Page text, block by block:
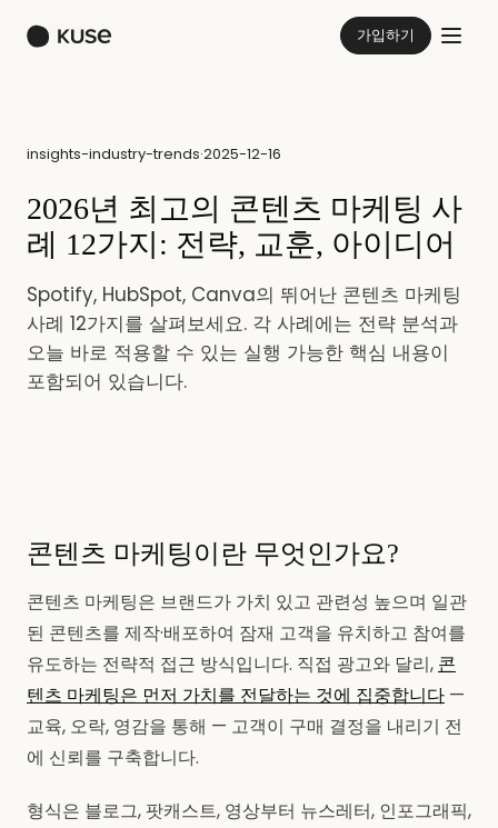
가입하기
insights-industry-trends·2025-12-16
2026년 최고의 콘텐츠 마케팅 사
례 12가지: 전략, 교훈, 아이디어
Spotify, HubSpot, Canva의 뛰어난 콘텐츠 마케팅
사례 12가지를 살펴보세요. 각 사례에는 전략 분석과
오늘 바로 적용할 수 있는 실행 가능한 핵심 내용이
포함되어 있습니다.
콘텐츠 마케팅이란 무엇인가요?
콘텐츠 마케팅은 브랜드가 가치 있고 관련성 높으며 일관
된 콘텐츠를 제작·배포하여 잠재 고객을 유치하고 참여를
유도하는 전략적 접근 방식입니다. 직접 광고와 달리, 콘
텐츠 마케팅은 먼저 가치를 전달하는 것에 집중합니다 —
교육, 오락, 영감을 통해 — 고객이 구매 결정을 내리기 전
에 신뢰를 구축합니다.
형식은 블로그, 팟캐스트, 영상부터 뉴스레터, 인포그래픽,